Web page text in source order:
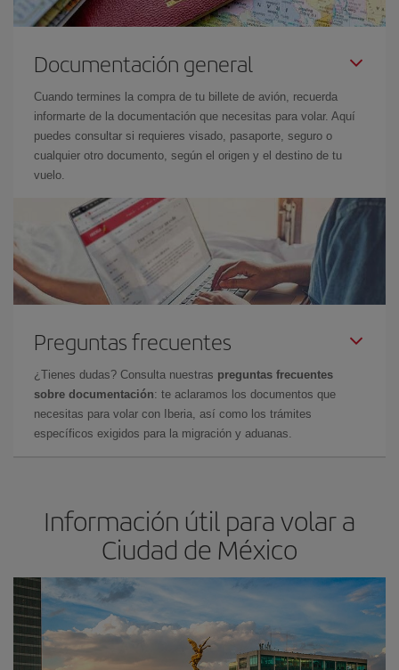
Documentación general
Cuando termines la compra de tu billete de avión, recuerda
informarte de la documentación que necesitas para volar. Aquí
puedes consultar si requieres visado, pasaporte, seguro o
cualquier otro documento, según el origen y el destino de tu
vuelo.
Preguntas frecuentes
¿Tienes dudas? Consulta nuestras preguntas frecuentes
sobre documentación: te aclaramos los documentos que
necesitas para volar con Iberia, así como los trámites
específicos exigidos para la migración y aduanas.
Información útil para volar a
Ciudad de México